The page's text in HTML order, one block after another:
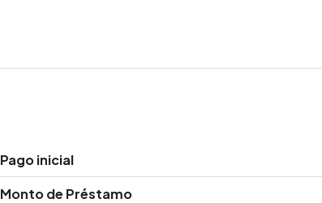
Pago inicial
Monto de Préstamo